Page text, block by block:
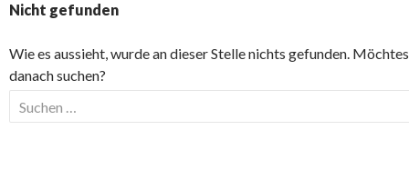
Nicht gefunden
Wie es aussieht, wurde an dieser Stelle nichts gefunden.
danach suchen?
Suchen nach: